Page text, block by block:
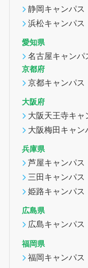
静岡キャンパス
浜松キャンパス
愛知県
名古屋キャンパ
京都府
京都キャンパス
大阪府
大阪天王寺キャ
大阪梅田キャン
兵庫県
芦屋キャンパス
三田キャンパス
姫路キャンパス
広島県
広島キャンパス
福岡県
福岡キャンパス